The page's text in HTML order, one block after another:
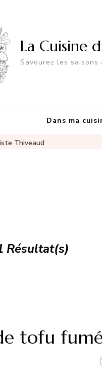
La Cuisine
Savourez les
Dans ma
Thiveaud
Résultat(s)
tofu